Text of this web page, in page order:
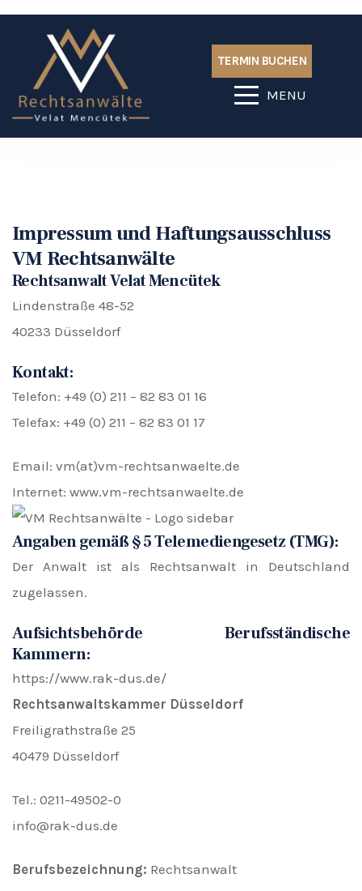
TERMIN BUCHEN
MENU
Impressum und Haftungsausschluss
VM Rechtsanwälte
Rechtsanwalt Velat Mencütek
Lindenstraße 48-52
40233 Düsseldorf
Kontakt:
Telefon: +49 (0) 211 – 82 83 01 16
Telefax: +49 (0) 211 – 82 83 01 17
Email: vm(at)vm-rechtsanwaelte.de
Internet: www.vm-rechtsanwaelte.de
Angaben gemäß § 5 Telemediengesetz (TMG):
Der Anwalt ist als Rechtsanwalt in Deutschland
zugelassen.
Aufsichtsbehörde Berufsständische
Kammern:
https://www.rak-dus.de/
Rechtsanwaltskammer Düsseldorf
Freiligrathstraße 25
40479 Düsseldorf
Tel.: 0211-49502-0
info@rak-dus.de
Berufsbezeichnung: Rechtsanwalt